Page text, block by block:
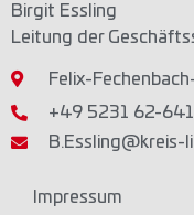
Birgit Essling
Leitung der
Felix-
+49 5231 62-
B.Essling@kreis-
Impressum